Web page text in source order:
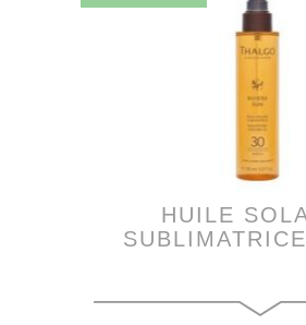
HUILE